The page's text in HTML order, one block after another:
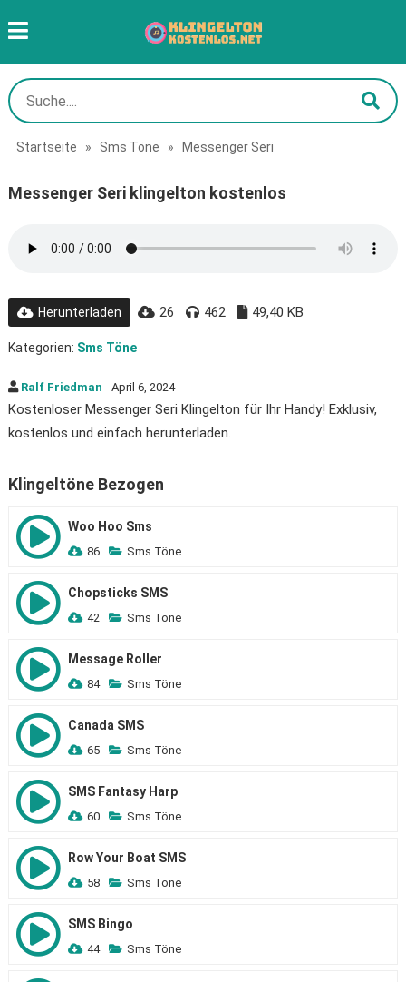
Startseite » Sms Töne » Messenger Seri
Messenger Seri klingelton kostenlos
Herunterladen 26 462 49,40 KB
Kategorien: Sms Töne
Ralf Friedman - April 6, 2024
Kostenloser Messenger Seri Klingelton für Ihr Handy! Exklusiv,
kostenlos und einfach herunterladen.
Klingeltöne Bezogen
Woo Hoo Sms
86 Sms Töne
Chopsticks SMS
42 Sms Töne
Message Roller
84 Sms Töne
Canada SMS
65 Sms Töne
SMS Fantasy Harp
60 Sms Töne
Row Your Boat SMS
58 Sms Töne
SMS Bingo
44 Sms Töne